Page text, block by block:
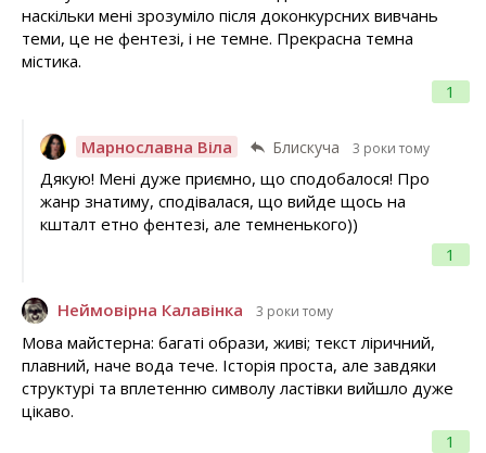
1
наскільки мені зрозуміло після доконкурсних вивчань
теми, це не фентезі, і не темне. Прекрасна темна
містика.
Марнославна Віла Блискуча 3 роки тому
1
Дякую! Мені дуже приємно, що сподобалося! Про
жанр знатиму, сподівалася, що вийде щось на
кшталт етно фентезі, але темненького))
Неймовірна Калавінка 3 роки тому
1
Мова майстерна: багаті образи, живі; текст ліричний,
плавний, наче вода тече. Історія проста, але завдяки
структурі та вплетенню символу ластівки вийшло дуже
цікаво.